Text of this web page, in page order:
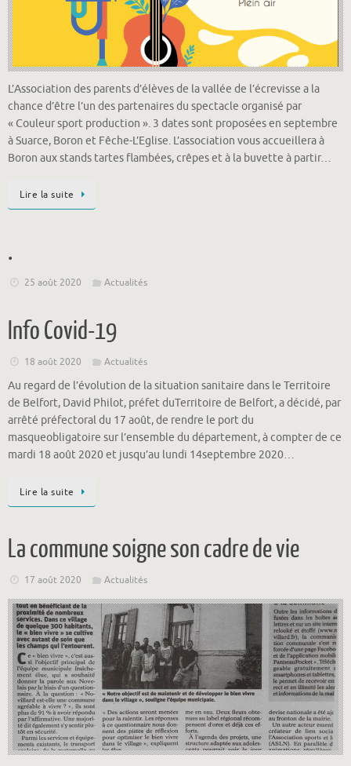
L’Association des parents d’élèves de la vallée de l’écrevisse a la
chance d’être l’un des partenaires du spectacle organisé par
« Couleur sport production ». 3 dates sont proposées en septembre
à Suarce, Boron et Fêche-L’Eglise. L’association vous accueillera à
Boron aux stands tartes flambées, crêpes et à la buvette à partir…
Lire la suite
.
25 août 2020 Actualités
Info Covid-19
18 août 2020 Actualités
Au regard de l’évolution de la situation sanitaire dans le Territoire
de Belfort, David Philot, préfet duTerritoire de Belfort, a décidé, par
arrêté préfectoral du 17 août, de rendre le port du
masqueobligatoire sur l’ensemble du département, à compter de ce
mardi 18 août 2020 et jusqu’au lundi 14septembre 2020…
Lire la suite
La commune soigne son cadre de vie
17 août 2020 Actualités